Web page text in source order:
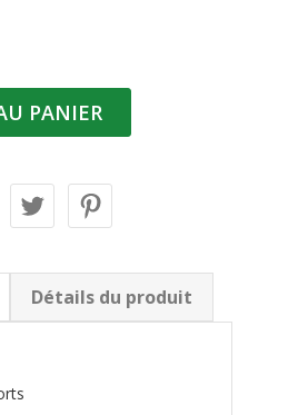
PANIER
Détails du produit